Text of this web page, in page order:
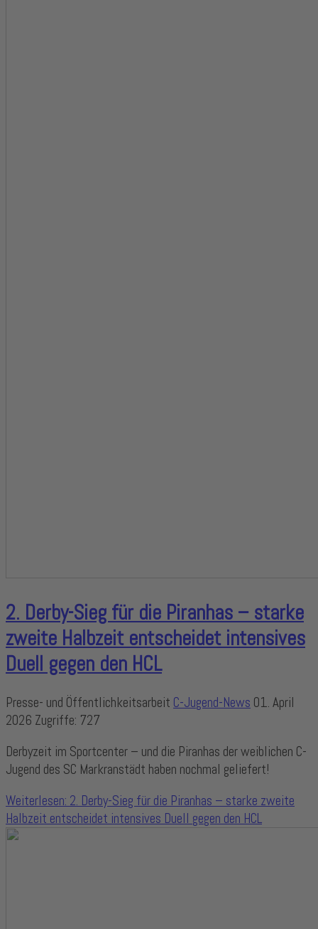
2. Derby-Sieg für die Piranhas – starke
zweite Halbzeit entscheidet intensives
Duell gegen den HCL
Presse- und Öffentlichkeitsarbeit C-Jugend-News 01. April
2026 Zugriffe: 727
Derbyzeit im Sportcenter – und die Piranhas der weiblichen C-
Jugend des SC Markranstädt haben nochmal geliefert!
Weiterlesen: 2. Derby-Sieg für die Piranhas – starke zweite
Halbzeit entscheidet intensives Duell gegen den HCL